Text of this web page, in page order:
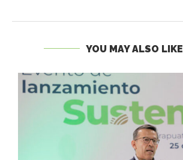
YOU MAY ALSO LIKE